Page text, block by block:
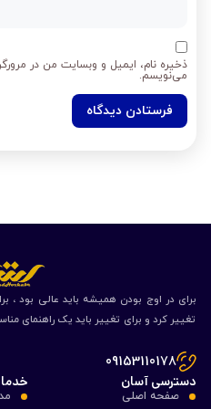
ذخیره نام، ایمیل و وبسایت من در
می‌نویسم.
برای در اوج بودن همیشه باید عالی بود ،
تغییر کرد و برای تغییر باید یک راهنمای
09153110178
دسترسی آسان
صفحه اصلی